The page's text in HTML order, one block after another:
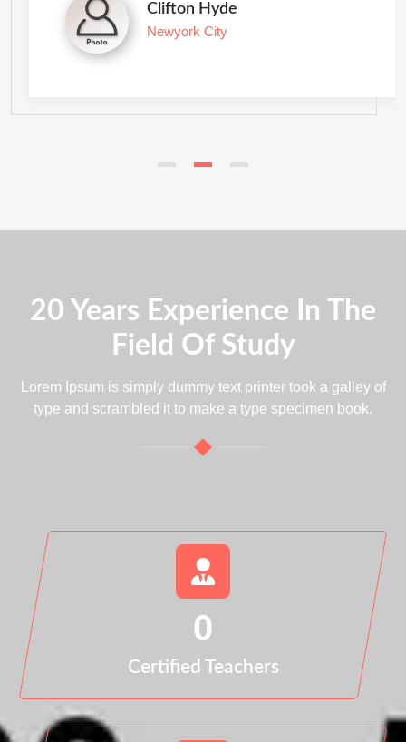
Clifton Hyde
Newyork City
20 Years Experience In The
Field Of Study
Lorem Ipsum is simply dummy text printer took a galley of
type and scrambled it to make a type specimen book.
0
Certified Teachers